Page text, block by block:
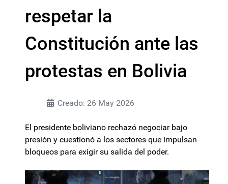
respetar la
Constitución ante las
protestas en Bolivia
Creado: 26 May 2026
El presidente boliviano rechazó negociar bajo
presión y cuestionó a los sectores que impulsan
bloqueos para exigir su salida del poder.